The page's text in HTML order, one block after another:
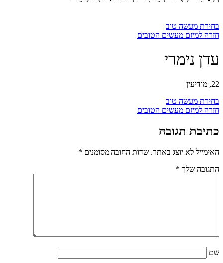
בחירת מעשה טוב
חזרה למיזם מעשים הטובים
עדן נימרי
22, מודיעין
בחירת מעשה טוב
חזרה למיזם מעשים הטובים
כתיבת תגובה
האימייל לא יוצג באתר. שדות החובה מסומנים *
התגובה שלך *
שם